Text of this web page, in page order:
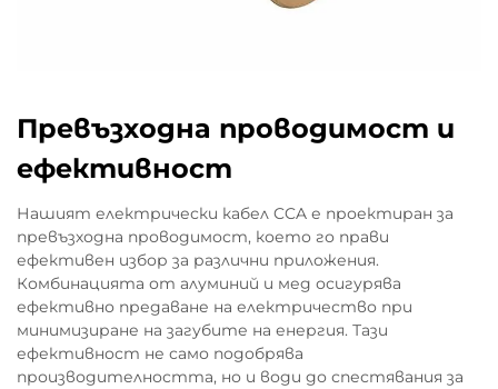
Превъзходна проводимост и
ефективност
Нашият електрически кабел CCA е проектиран за
превъзходна проводимост, което го прави
ефективен избор за различни приложения.
Комбинацията от алуминий и мед осигурява
ефективно предаване на електричество при
минимизиране на загубите на енергия. Тази
ефективност не само подобрява
производителността, но и води до спестявания за